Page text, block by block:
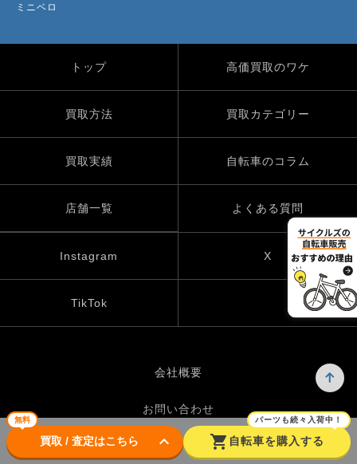
無料
買取 / 査定はこちら keyboard_arrow_down shopping_cart
パーツも続々入荷中！
自転車を購入する
ミニベロ
トップ 高価買取のワケ
買取方法 買取カテゴリー
買取実績 自転車のコラム
店舗一覧 よくある質問
Instagram X
TikTok
会社概要
お問い合わせ
プライバシーポリシー